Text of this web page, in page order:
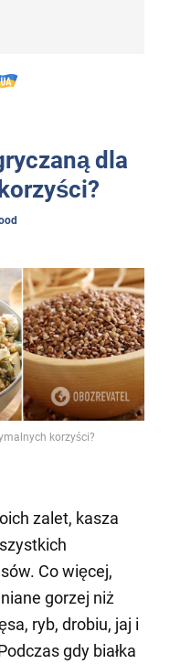
dla
korzyści?
zalet, kasza
Co więcej,
gorzej niż
ryb, drobiu, jaj i
gdy białka